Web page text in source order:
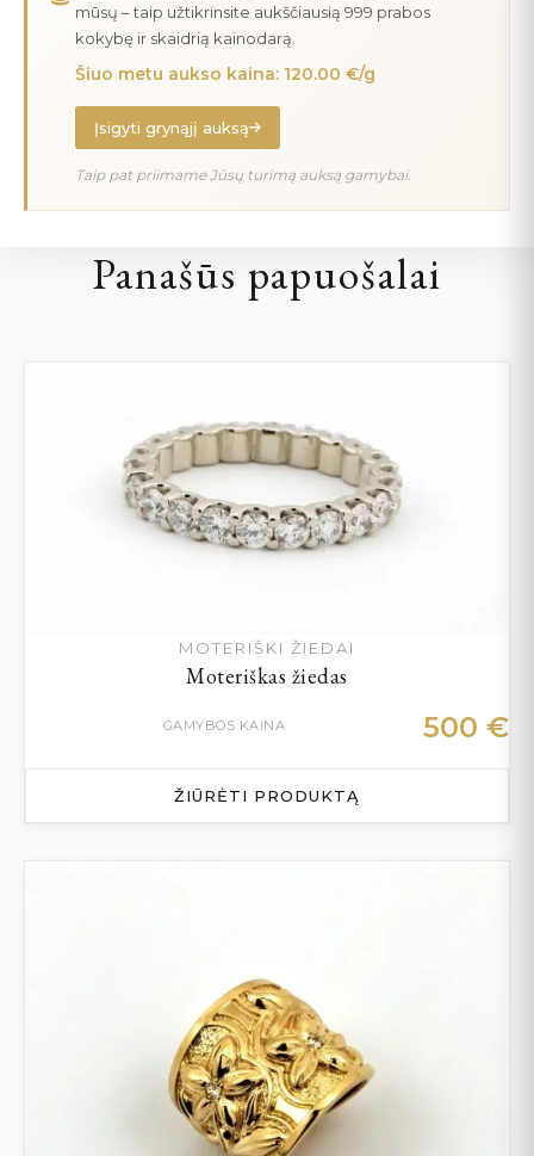
mūsų – taip užtikrinsite aukščiausią 999 prabos
kokybę ir skaidrią kainodarą.
Šiuo metu aukso kaina: 120.00 €/g
Įsigyti grynąjį auksą
Taip pat priimame Jūsų turimą auksą gamybai.
Panašūs papuošalai
MOTERIŠKI ŽIEDAI
Moteriškas žiedas
GAMYBOS KAINA 500 €
ŽIŪRĖTI PRODUKTĄ